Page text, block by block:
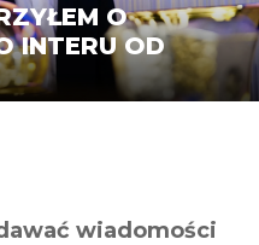
O
INTERU OD
wiadomości